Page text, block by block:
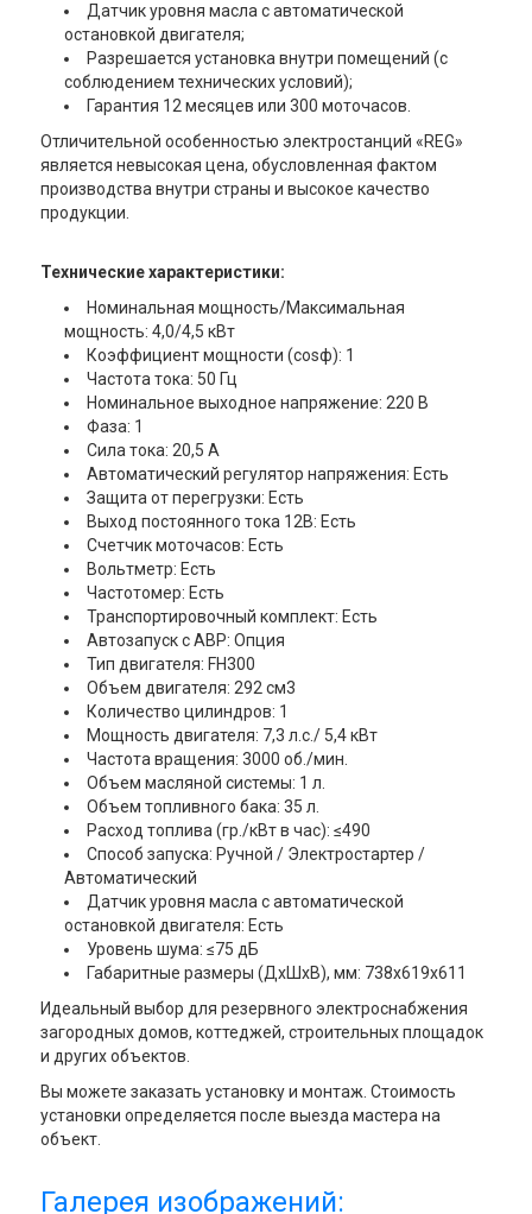
Датчик уровня масла с автоматической
остановкой двигателя;
Разрешается установка внутри помещений (с
соблюдением технических условий);
Гарантия 12 месяцев или 300 моточасов.
Отличительной особенностью электростанций «REG»
является невысокая цена, обусловленная фактом
производства внутри страны и высокое качество
продукции.
Технические характеристики:
Номинальная мощность/Максимальная
мощность: 4,0/4,5 кВт
Коэффициент мощности (cosф): 1
Частота тока: 50 Гц
Номинальное выходное напряжение: 220 В
Фаза: 1
Сила тока: 20,5 А
Автоматический регулятор напряжения: Есть
Защита от перегрузки: Есть
Выход постоянного тока 12В: Есть
Счетчик моточасов: Есть
Вольтметр: Есть
Частотомер: Есть
Транспортировочный комплект: Есть
Автозапуск с АВР: Опция
Тип двигателя: FH300
Объем двигателя: 292 см3
Количество цилиндров: 1
Мощность двигателя: 7,3 л.с./ 5,4 кВт
Частота вращения: 3000 об./мин.
Объем масляной системы: 1 л.
Объем топливного бака: 35 л.
Расход топлива (гр./кВт в час): ≤490
Способ запуска: Ручной / Электростартер /
Автоматический
Датчик уровня масла с автоматической
остановкой двигателя: Есть
Уровень шума: ≤75 дБ
Габаритные размеры (ДхШхВ), мм: 738х619х611
Идеальный выбор для резервного электроснабжения
загородных домов, коттеджей, строительных площадок
и других объектов.
Вы можете заказать установку и монтаж. Стоимость
установки определяется после выезда мастера на
объект.
Галерея изображений: